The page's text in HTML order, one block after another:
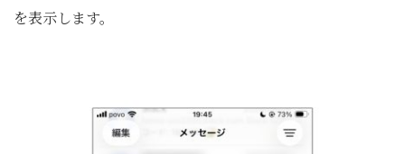
を表示します。